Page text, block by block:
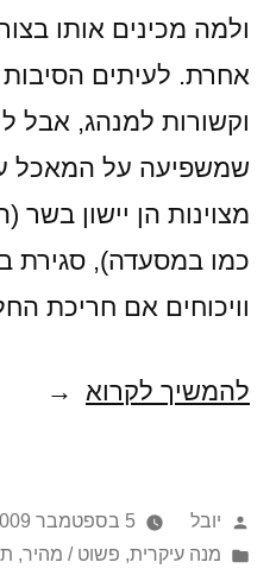
ולמה מכינים אותו
אחרת. לעיתים הסיבות
וקשורות למנהג, אבל
שמשפיעה על המאכל
מצוינות הן יישון
כמו במסעדה), סגירת
וויכוחים אם חריכת
להמשיך לקרוא קסמים
פורסם
על
יובל
5 בספטמבר 2009
Posted
מנה עיקרית, פשוט / מהיר,